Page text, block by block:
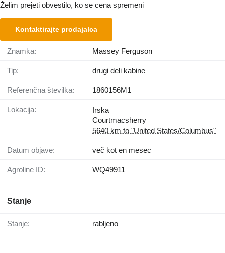
Želim prejeti obvestilo, ko se cena spremeni
Kontaktirajte prodajalca
Znamka: Massey Ferguson
Tip: drugi deli kabine
Referenčna številka: 1860156M1
Lokacija:
Irska
Courtmacsherry
5640 km to "United States/Columbus"
Datum objave: več kot en mesec
Agroline ID: WQ49911
Stanje
Stanje: rabljeno